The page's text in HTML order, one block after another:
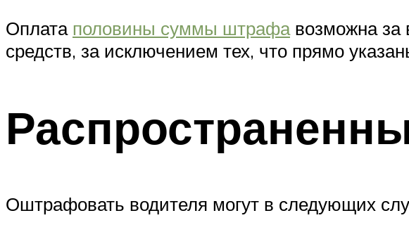
Оплата половины суммы штрафавозможна за
средств, за исключением тех, что прямо
Оштрафовать водителя могут в следующих